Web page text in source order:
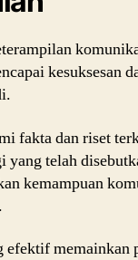
kesuksesan
fakta dan riset
telah
kemampuan
memainkan